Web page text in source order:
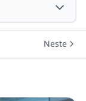
Neste